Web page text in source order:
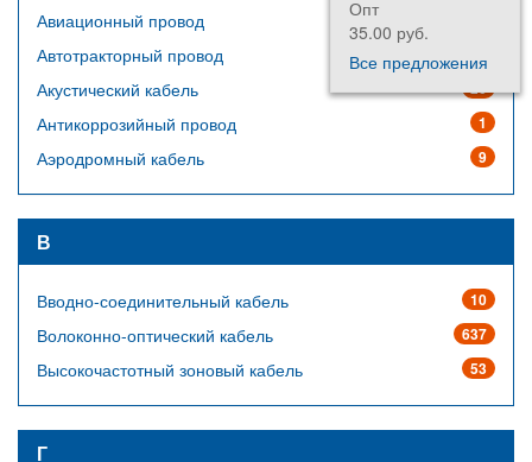
Опт
35.00 руб.
Все предложения
Авиационный провод
Автотракторный провод
20
Акустический кабель
1
Антикоррозийный провод
9
Аэродромный кабель
В
10
Вводно-соединительный кабель
637
Волоконно-оптический кабель
53
Высокочастотный зоновый кабель
Г